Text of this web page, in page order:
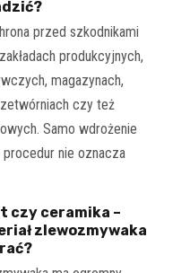
przed szkodnikami
produkcyjnych,
magazynach,
czy też
Samo wdrożenie
nie oznacza
czy ceramika –
zlewozmywaka